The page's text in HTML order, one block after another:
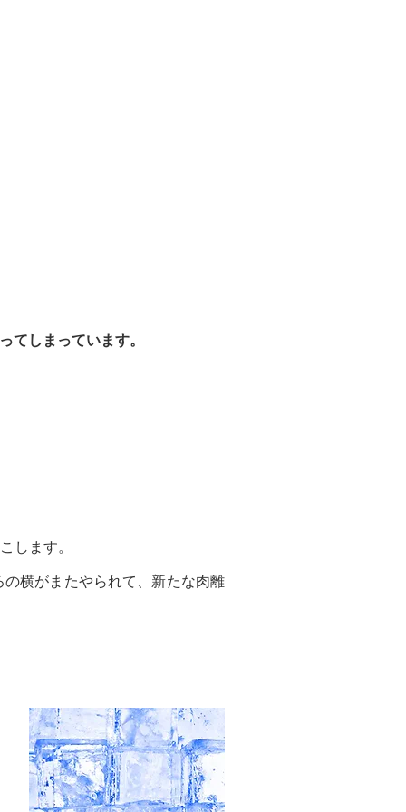
てしまっています。
します。
横がまたやられて、新たな肉離